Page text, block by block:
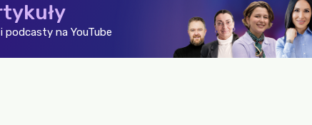
podcasty na YouTube